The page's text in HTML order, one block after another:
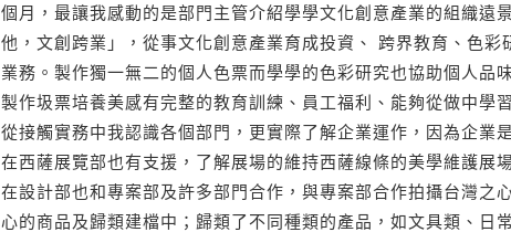
個月，最讓我感動的是部門主管介紹學學文化創意產業的組織遠
他，文創跨業」，從事文化創意產業育成投資、 跨界教育、色
業務。製作獨一無二的個人色票而學學的色彩研究也協助個人品
製作圾票培養美感有完整的教育訓練、員工福利、能夠從做中學
從接觸實務中我認識各個部門，更實際了解企業運作，因為企業
在西薩展覽部也有支援，了解展場的維持西薩線條的美學維護展
在設計部也和專案部及許多部門合作，與專案部合作拍攝台灣之
心的商品及歸類建檔中；歸類了不同種類的產品，如文具類、日